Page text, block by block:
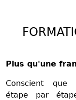
Plus qu'une
Conscient que
étape par